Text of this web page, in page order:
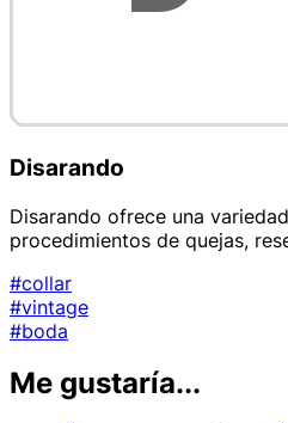
Disarando
Disarando ofrece una
procedimientos de quejas,
#collar
#vintage
#boda
Me gustaría...